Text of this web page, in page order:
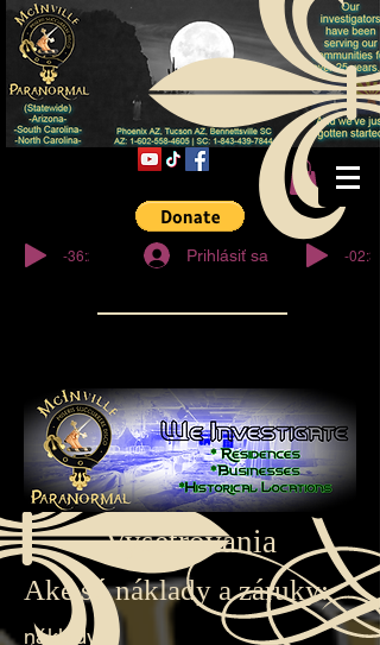
© Copyright
-36:27 Prihlásiť sa -02:32
Vyšetrovania
Aké sú náklady a záruky:
náklady